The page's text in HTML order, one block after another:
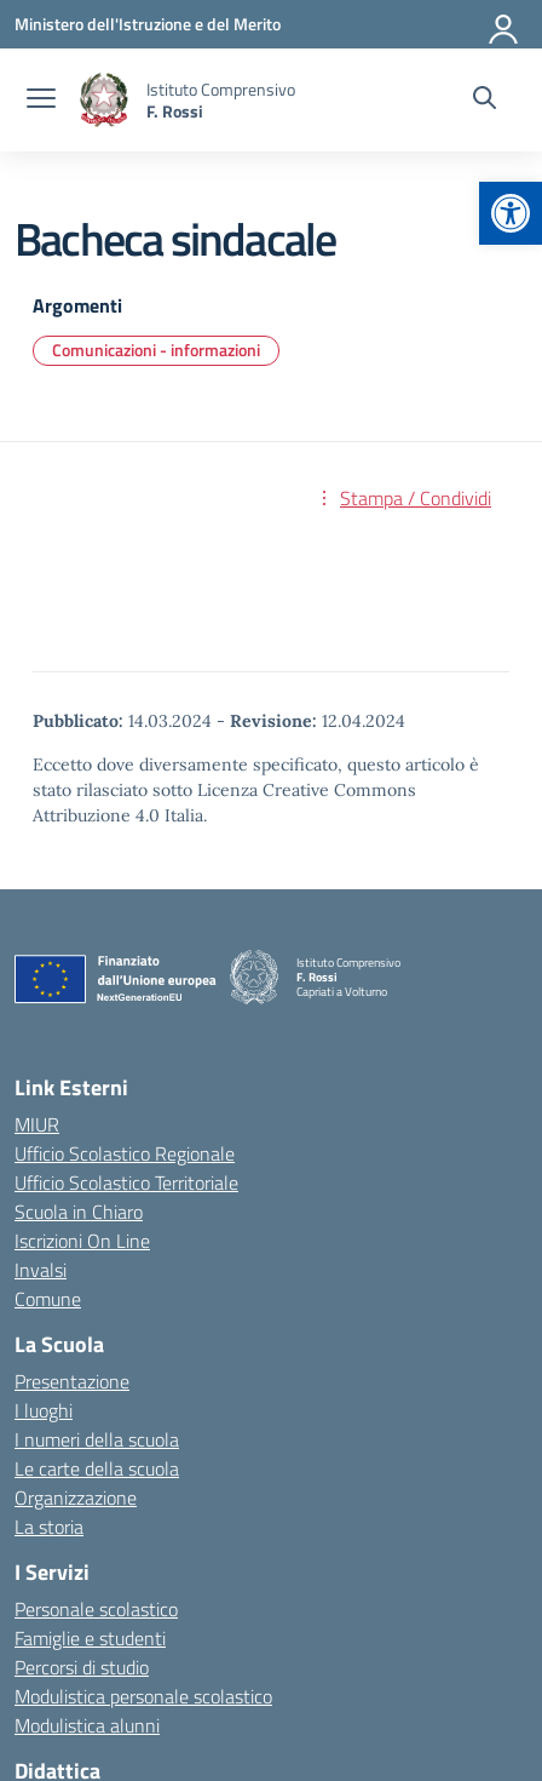
Vai ai contenuti
Vai al menu di navigazione
Vai al footer
Ministero dell'Istruzione e del Merito
Istituto Comprensivo
F. Rossi
Bacheca sindacale
Argomenti
Comunicazioni - informazioni
Stampa / Condividi
Pubblicato: 14.03.2024 - Revisione: 12.04.2024
Eccetto dove diversamente specificato, questo articolo è
stato rilasciato sotto Licenza Creative Commons
Attribuzione 4.0 Italia.
Istituto Comprensivo
F. Rossi
Capriati a Volturno
— Visita la pagina iniziale della scuola
Link Esterni
MIUR
Ufficio Scolastico Regionale
Ufficio Scolastico Territoriale
Scuola in Chiaro
Iscrizioni On Line
Invalsi
Comune
La Scuola
Presentazione
I luoghi
I numeri della scuola
Le carte della scuola
Organizzazione
La storia
I Servizi
Personale scolastico
Famiglie e studenti
Percorsi di studio
Modulistica personale scolastico
Modulistica alunni
Didattica